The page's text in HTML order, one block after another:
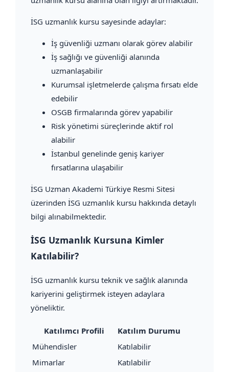
İSG uzmanlık kursu sayesinde adaylar:
İş güvenliği uzmanı olarak görev alabilir
İş sağlığı ve güvenliği alanında
uzmanlaşabilir
Kurumsal işletmelerde çalışma fırsatı elde
edebilir
OSGB firmalarında görev yapabilir
Risk yönetimi süreçlerinde aktif rol
alabilir
İstanbul genelinde geniş kariyer
fırsatlarına ulaşabilir
İSG Uzman Akademi Türkiye Resmi Sitesi
üzerinden İSG uzmanlık kursu hakkında detaylı
bilgi alınabilmektedir.
İSG Uzmanlık Kursuna Kimler
Katılabilir?
İSG uzmanlık kursu teknik ve sağlık alanında
kariyerini geliştirmek isteyen adaylara
yöneliktir.
Katılımcı Profili
Katılım Durumu
Mühendisler
Katılabilir
Mimarlar
Katılabilir